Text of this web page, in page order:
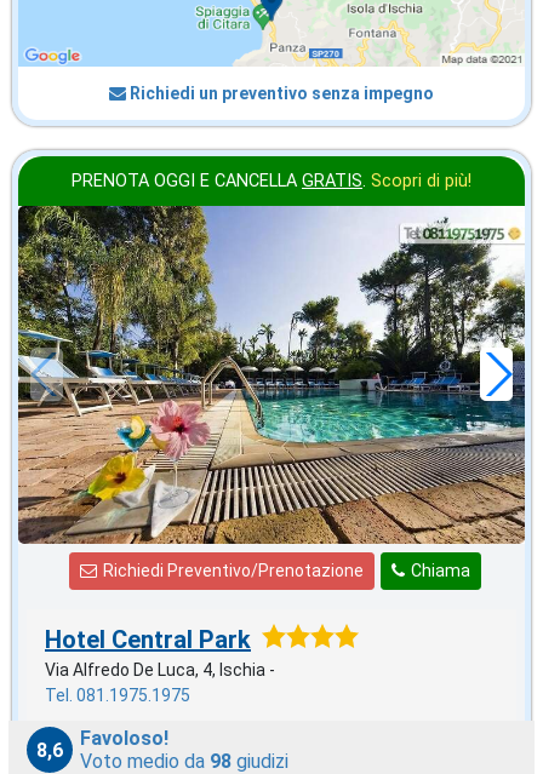
Richiedi un preventivo senza impegno
PRENOTA OGGI E CANCELLA GRATIS. Scopri di più!
2026 FERRAGOSTO
in offerta da
€142,86
a notte
Chiama
Richiedi Preventivo/Prenotazione
Hotel Central Park
Via Alfredo De Luca, 4, Ischia -
Tel. 081.1975.1975
8,6
Favoloso!
Voto medio da 98 giudizi